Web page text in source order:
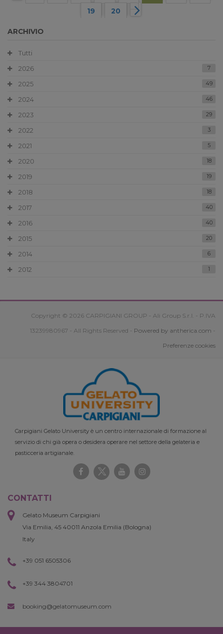
19
20
ARCHIVIO
Tutti
2026
7
2025 49
2024 46
2023 29
2022 3
2021 5
2020 18
2019 19
2018 18
2017 40
2016 40
2015 20
2014 6
2012 1
Copyright © 2026 CARPIGIANI GROUP - Ali Group S.r.l. - P.IVA
13239980967 - All Rights Reserved - Powered by antherica.com -
Preferenze cookies
Carpigiani Gelato University è un centro internazionale di formazione al
servizio di chi già opera o desidera operare nel settore della gelateria e
pasticceria artigianale.
CONTATTI
Gelato Museum Carpigiani
Via Emilia, 45 40011 Anzola Emilia (Bologna)
Italy
+39 051 6505306
+39 344 3804701
booking@gelatomuseum.com